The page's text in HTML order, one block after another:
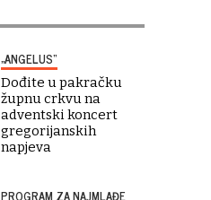
„ANGELUS“
Dođite u pakračku
župnu crkvu na
adventski koncert
gregorijanskih
napjeva
PROGRAM ZA NAJMLAĐE